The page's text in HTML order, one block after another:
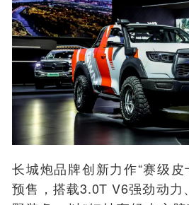
长城炮品牌创新力作“赛级
预售，搭载3.0T V6强劲动力